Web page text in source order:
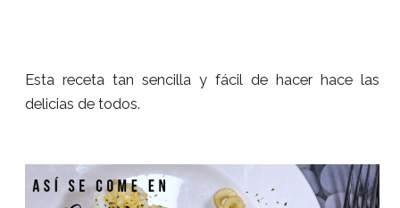
Esta receta tan sencilla y fácil de hacer hace las
delicias de todos.